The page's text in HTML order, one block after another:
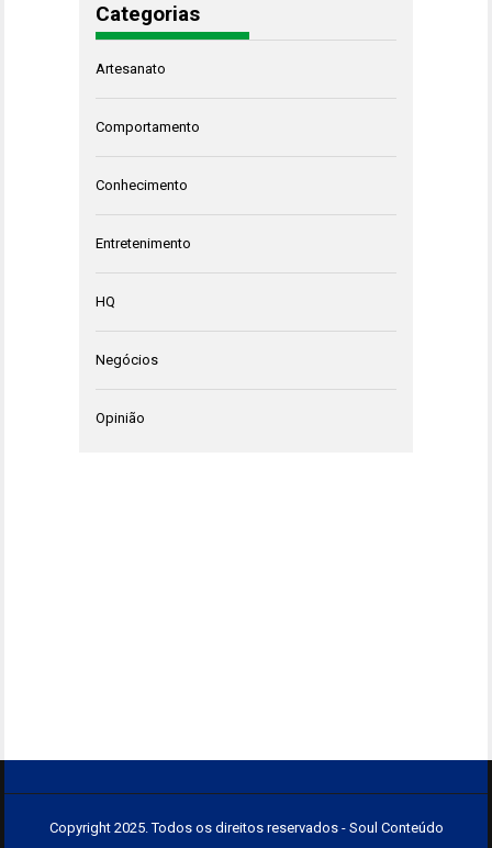
Categorias
Artesanato
Comportamento
Conhecimento
Entretenimento
HQ
Negócios
Opinião
Copyright 2025. Todos os direitos reservados - Soul Conteúdo